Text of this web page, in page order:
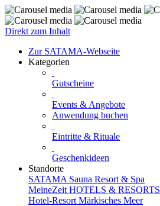
Direkt zum Inhalt
Zur SATAMA-Webseite
Kategorien
Gutscheine
Events & Angebote
Anwendung buchen
Eintritte & Rituale
Geschenkideen
Standorte
SATAMA Sauna Resort & Spa
MeineZeit HOTELS & RESORTS
Hotel-Resort Märkisches Meer